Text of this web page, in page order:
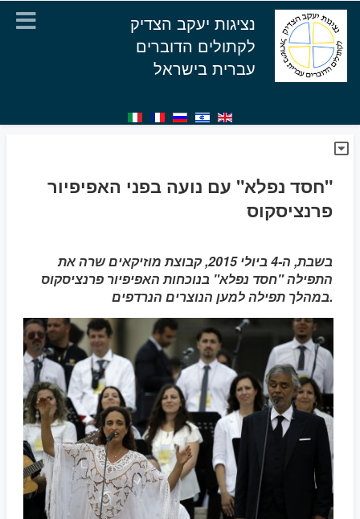
נציגות יעקב הצדיק
לקתולים הדוברים
עברית בישראל
"חסד נפלא" עם נועה בפני האפיפיור
פרנציסקוס
בשבת, ה-4 ביולי 2015, קבוצת מוזיקאים שרה את
התפילה "חסד נפלא" בנוכחות האפיפיור פרנציסקוס
במהלך תפילה למען הנוצרים הנרדפים.